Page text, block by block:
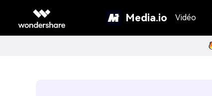
Media.io Vidéo